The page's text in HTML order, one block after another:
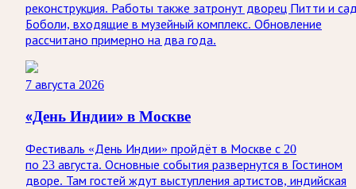
реконструкция. Работы также затронут дворец Питти и
Боболи, входящие в музейный комплекс. Обновление
рассчитано примерно на два года.
7 августа 2026
«День Индии» в Москве
Фестиваль «День Индии» пройдёт в Москве с 20
по 23 августа. Основные события развернутся в Гостином
дворе. Там гостей ждут выступления артистов, индийская